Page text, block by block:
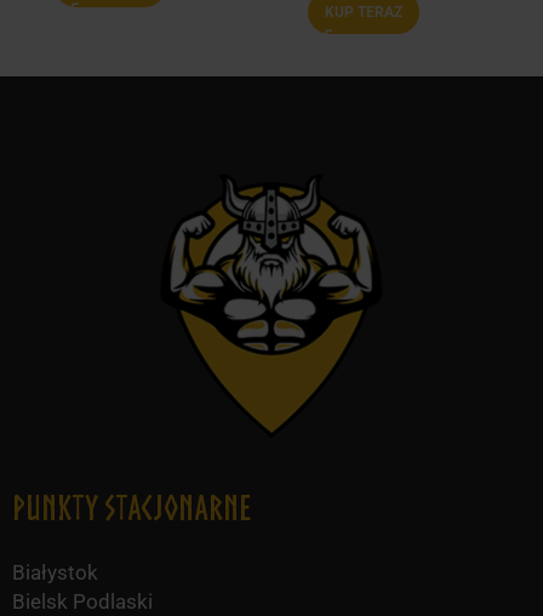
KUP TERAZ
Punkty Stacjonarne
Białystok
Bielsk Podlaski